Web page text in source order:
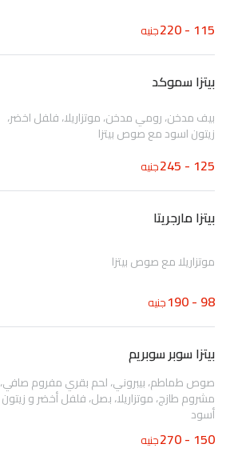
115 - 220 جنيه
بيتزا سموكد
بيف مدخن، رومي مدخن، موتزاريلا، فلفل اخضر،
زيتون اسود مع صوص بيتزا
125 - 245 جنيه
بيتزا مارجريتا
موتزاريلا مع صوص بيتزا
98 - 190 جنيه
بيتزا سوبر سوبريم
صوص طماطم، بيبروني، لحم بقري مفروم صافي،
مشروم طازج، موتزاريلا، بصل، فلفل أخضر و زيتون
أسود
150 - 270 جنيه